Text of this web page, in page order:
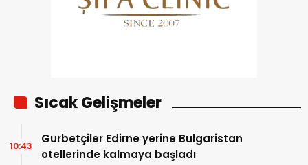
Sıcak Gelişmeler
Gurbetçiler Edirne yerine Bulgaristan
otellerinde kalmaya başladı
10:43